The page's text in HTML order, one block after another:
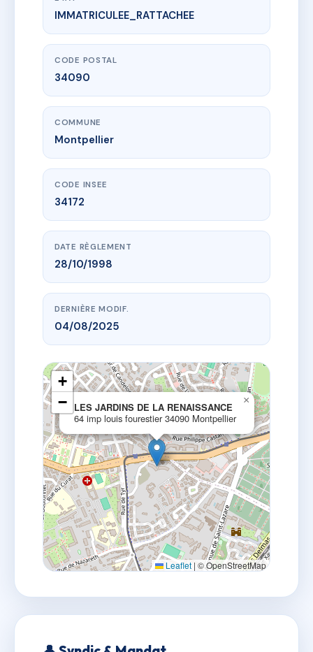
www.vme.plus/AB4121141
LES JARDINS DE LA RENAISSANCE
64 Impasse Louis Fourestier
IMMATRICULEE_RATTACHEE
CODE POSTAL
34090
COMMUNE
Montpellier
CODE INSEE
34172
DATE RÈGLEMENT
28/10/1998
DERNIÈRE MODIF.
04/08/2025
LES JARDINS DE LA RENAISSANCE
64 imp louis fourestier 34090 Montpellier
×
+
−
Leaflet | © OpenStreetMap